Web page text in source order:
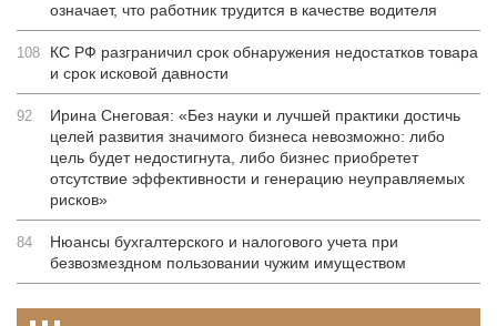
означает, что работник трудится в качестве водителя
108
КС РФ разграничил срок обнаружения недостатков товара
и срок исковой давности
92
Ирина Снеговая: «Без науки и лучшей практики достичь
целей развития значимого бизнеса невозможно: либо
цель будет недостигнута, либо бизнес приобретет
отсутствие эффективности и генерацию неуправляемых
рисков»
84
Нюансы бухгалтерского и налогового учета при
безвозмездном пользовании чужим имуществом